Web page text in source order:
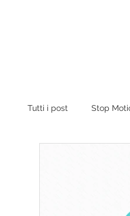
Tutti i post Stop